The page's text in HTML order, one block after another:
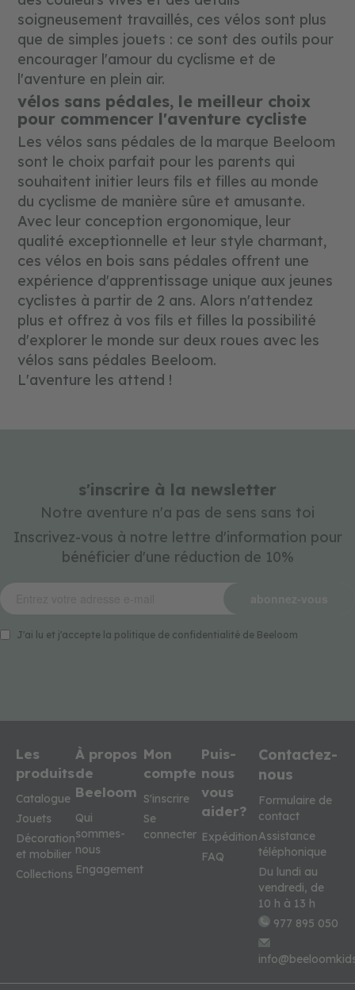
soigneusement travaillés, ces vélos sont plus
que de simples jouets : ce sont des outils pour
encourager l'amour du cyclisme et de
l'aventure en plein air.
vélos sans pédales, le meilleur choix
pour commencer l'aventure cycliste
Les vélos sans pédales de la marque Beeloom
sont le choix parfait pour les parents qui
souhaitent initier leurs fils et filles au monde
du cyclisme de manière sûre et amusante.
Avec leur conception ergonomique, leur
qualité exceptionnelle et leur style charmant,
ces vélos en bois sans pédales offrent une
expérience d'apprentissage unique aux jeunes
cyclistes à partir de 2 ans. Alors n'attendez
plus et offrez à vos fils et filles la possibilité
d'explorer le monde sur deux roues avec les
vélos sans pédales Beeloom.
L'aventure les attend !
s'inscrire à la newsletter
Notre aventure n'a pas de sens sans toi
Inscrivez-vous à notre lettre d'information pour
bénéficier d'une réduction de 10%
J'ai lu et j'accepte la politique de confidentialité de Beeloom
Les
produits
Catalogue
Jouets
Décoration
et mobilier
Collections
À propos
de
Beeloom
Qui
sommes-
nous
Engagement
Mon
compte
S'inscrire
Se
connecter
Puis-
nous
vous
aider?
Expédition
FAQ
Contactez-
nous
Formulaire de
contact
Assistance
téléphonique
Du lundi au
vendredi, de
10 h à 13 h
977 895 050